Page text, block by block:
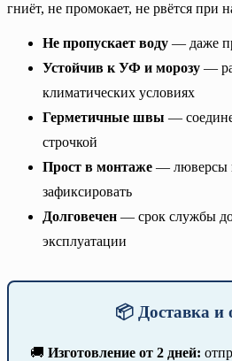
гниёт, не промокает, не рвётся при
Не пропускает воду — даже
Устойчив к УФ и морозу —
климатических условиях
Герметичные швы —
строчкой
Прост в монтаже — люверсы
зафиксировать
Долговечен — срок службы
эксплуатации
📦 Доставка и
🚚 Изготовление от 2 дней: